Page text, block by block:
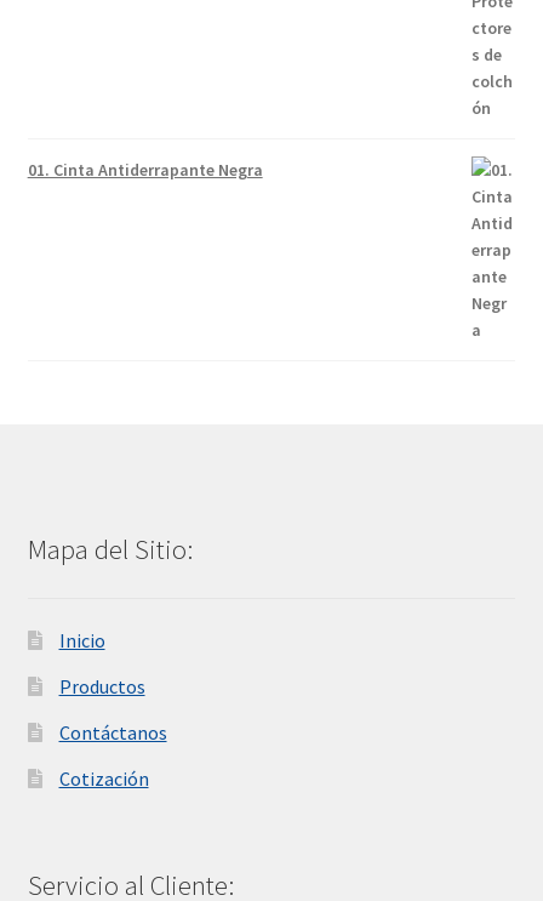
01. Cinta Antiderrapante Negra
Mapa del Sitio:
Inicio
Productos
Contáctanos
Cotización
Servicio al Cliente: